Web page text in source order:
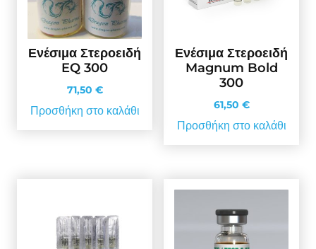
Ενέσιμα Στεροειδή
EQ 300
71,50 €
Προσθήκη στο καλάθι
Ενέσιμα Στεροειδή
Magnum Bold
300
61,50 €
Προσθήκη στο καλάθι